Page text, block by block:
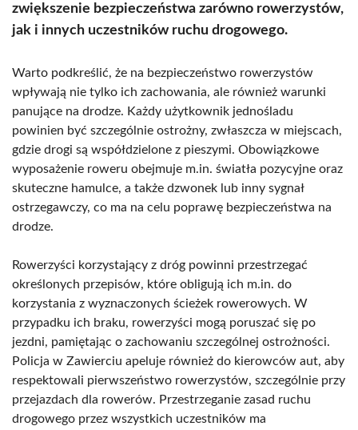
zwiększenie bezpieczeństwa zarówno rowerzystów,
jak i innych uczestników ruchu drogowego.
Warto podkreślić, że na bezpieczeństwo rowerzystów
wpływają nie tylko ich zachowania, ale również warunki
panujące na drodze. Każdy użytkownik jednośladu
powinien być szczególnie ostrożny, zwłaszcza w miejscach,
gdzie drogi są współdzielone z pieszymi. Obowiązkowe
wyposażenie roweru obejmuje m.in. światła pozycyjne oraz
skuteczne hamulce, a także dzwonek lub inny sygnał
ostrzegawczy, co ma na celu poprawę bezpieczeństwa na
drodze.
Rowerzyści korzystający z dróg powinni przestrzegać
określonych przepisów, które obligują ich m.in. do
korzystania z wyznaczonych ścieżek rowerowych. W
przypadku ich braku, rowerzyści mogą poruszać się po
jezdni, pamiętając o zachowaniu szczególnej ostrożności.
Policja w Zawierciu apeluje również do kierowców aut, aby
respektowali pierwszeństwo rowerzystów, szczególnie przy
przejazdach dla rowerów. Przestrzeganie zasad ruchu
drogowego przez wszystkich uczestników ma